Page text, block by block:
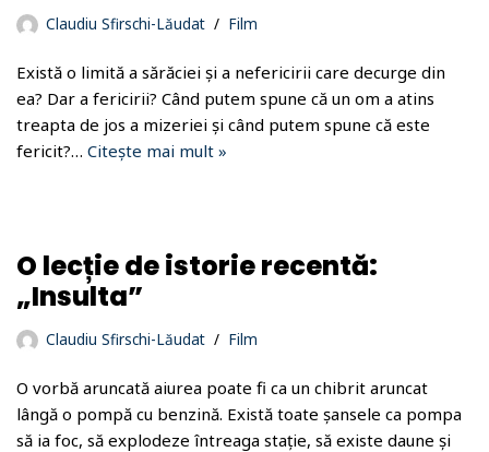
Claudiu Sfirschi-Lăudat Film
Există o limită a sărăciei și a nefericirii care decurge din
ea? Dar a fericirii? Când putem spune că un om a atins
treapta de jos a mizeriei și când putem spune că este
fericit?… Citește mai mult »
O lecție de istorie recentă:
„Insulta”
Claudiu Sfirschi-Lăudat Film
O vorbă aruncată aiurea poate fi ca un chibrit aruncat
lângă o pompă cu benzină. Există toate șansele ca pompa
să ia foc, să explodeze întreaga stație, să existe daune și